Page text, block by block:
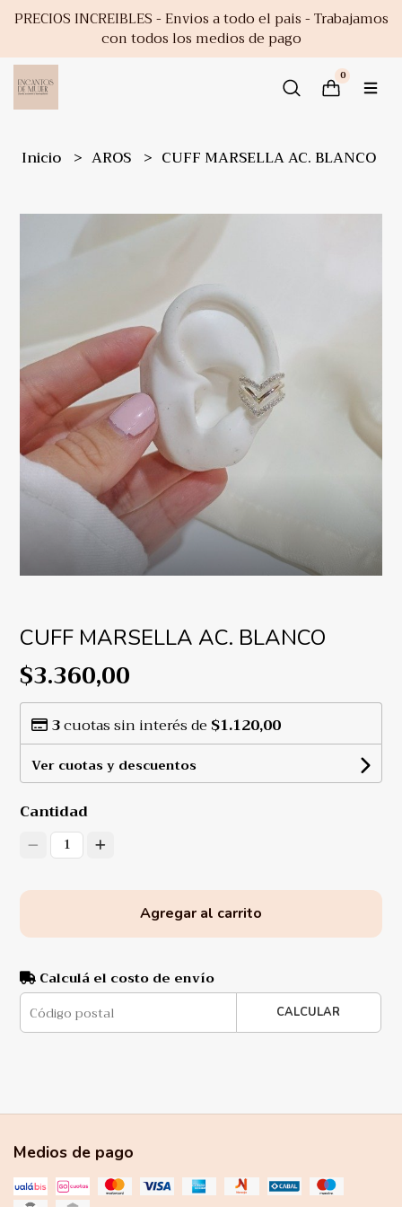
PRECIOS INCREIBLES - Envios a todo el pais - Trabajamos
con todos los medios de pago
0
Inicio AROS CUFF MARSELLA AC. BLANCO
CUFF MARSELLA AC. BLANCO
$3.360,00
3cuotas sin interés de $1.120,00
Ver cuotas y descuentos
Cantidad
1
Agregar al carrito
Calculá el costo de envío
CALCULAR
Medios de pago